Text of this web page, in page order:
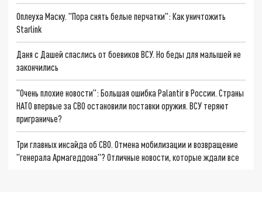
Оплеуха Маску. "Пора снять белые перчатки": Как уничтожить
Starlink
Даня с Дашей спаслись от боевиков ВСУ. Но беды для малышей не
закончились
"Очень плохие новости": Большая ошибка Palantir в России. Страны
НАТО впервые за СВО остановили поставки оружия. ВСУ теряют
приграничье?
Три главных инсайда об СВО. Отмена мобилизации и возвращение
"генерала Армагеддона"? Отличные новости, которые ждали все